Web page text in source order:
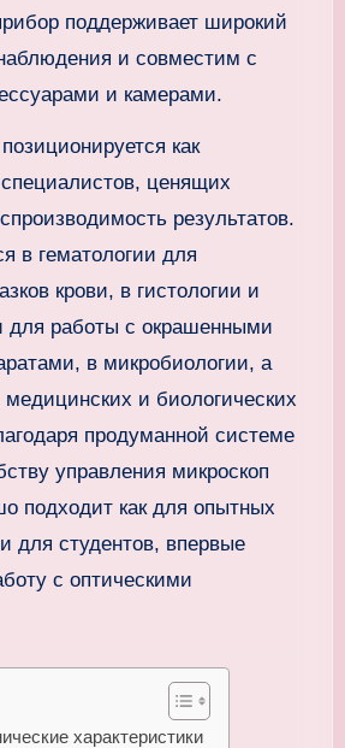
поддерживает широкий
и совместим с
и камерами.
как
ценящих
результатов.
в гематологии для
крови, в гистологии и
для работы с окрашенными
в микробиологии, а
и биологических
продуманной системе
управления микроскоп
подходит как для опытных
для студентов, впервые
с оптическими
характеристики